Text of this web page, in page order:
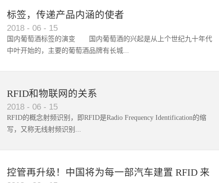
标签，传递产品内涵的使者
2018 - 06 - 15
国内葡萄酒标签的演变 国内葡萄酒的兴起是从上个世纪九十年代
中叶开始的，主要的葡萄酒品牌有长城...
RFID和物联网的关系
2018 - 06 - 15
RFID的概念射频识别，即RFID是Radio Frequency Identification的缩
写，又称无线射频识别...
控管再升级！中国将为每一部汽车建置 RFID 来